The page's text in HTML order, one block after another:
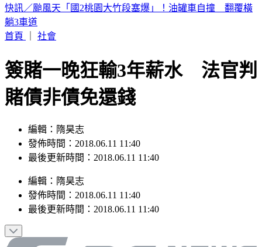
12縣市豪雨特報！台北「下到發紅」 白海豚估這時減弱
首頁｜
簽賭一晚狂輸3年薪水 法官判
賭債非債免還錢
發佈時間：2018.06.11 11:40
最後更新時間：2018.06.11 11:40
發佈時間：2018.06.11 11:40
最後更新時間：2018.06.11 11:40